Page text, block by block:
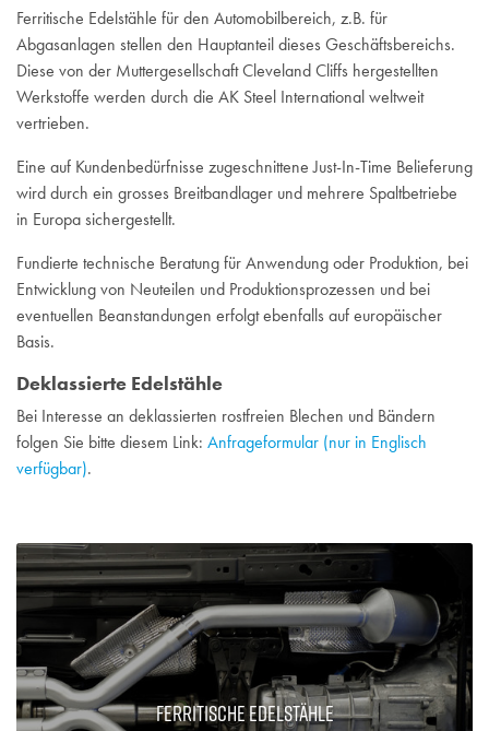
Ferritische Edelstähle für den Automobilbereich, z.B. für
Abgasanlagen stellen den Hauptanteil dieses Geschäftsbereichs.
Diese von der Muttergesellschaft Cleveland Cliffs hergestellten
Werkstoffe werden durch die AK Steel International weltweit
vertrieben.
Eine auf Kundenbedürfnisse zugeschnittene Just-In-Time Belieferung
wird durch ein grosses Breitbandlager und mehrere Spaltbetriebe
in Europa sichergestellt.
Fundierte technische Beratung für Anwendung oder Produktion, bei
Entwicklung von Neuteilen und Produktionsprozessen und bei
eventuellen Beanstandungen erfolgt ebenfalls auf europäischer
Basis.
Deklassierte Edelstähle
Bei Interesse an deklassierten rostfreien Blechen und Bändern
folgen Sie bitte diesem Link: Anfrageformular (nur in Englisch
verfügbar).
Ferritische Edelstähle